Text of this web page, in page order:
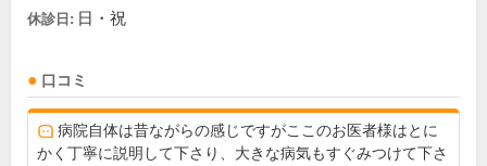
休診日: 日・祝
口コミ
病院自体は昔ながらの感じですがここのお医者様はとに
かく丁寧に説明して下さり、大きな病気もすぐみつけて下さ